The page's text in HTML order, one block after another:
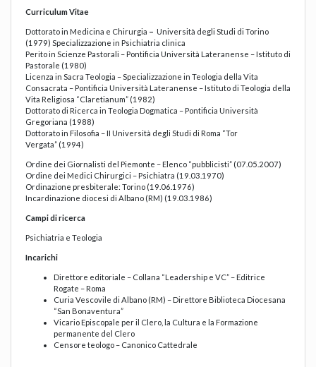
Curriculum Vitae
Dottorato in Medicina e Chirurgia – Università degli Studi di Torino
(1979) Specializzazione in Psichiatria clinica
Perito in Scienze Pastorali – Pontificia Università Lateranense – Istituto di
Pastorale (1980)
Licenza in Sacra Teologia – Specializzazione in Teologia della Vita
Consacrata – Pontificia Università Lateranense – Istituto di Teologia della
Vita Religiosa “Claretianum” (1982)
Dottorato di Ricerca in Teologia Dogmatica – Pontificia Università
Gregoriana (1988)
Dottorato in Filosofia – II Università degli Studi di Roma “Tor
Vergata” (1994)
Ordine dei Giornalisti del Piemonte – Elenco “pubblicisti” (07.05.2007)
Ordine dei Medici Chirurgici – Psichiatra (19.03.1970)
Ordinazione presbiterale: Torino (19.06.1976)
Incardinazione diocesi di Albano (RM) (19.03.1986)
Campi di ricerca
Psichiatria e Teologia
Incarichi
Direttore editoriale – Collana “Leadership e VC” – Editrice
Rogate – Roma
Curia Vescovile di Albano (RM) – Direttore Biblioteca Diocesana
“San Bonaventura”
Vicario Episcopale per il Clero, la Cultura e la Formazione
permanente del Clero
Censore teologo – Canonico Cattedrale